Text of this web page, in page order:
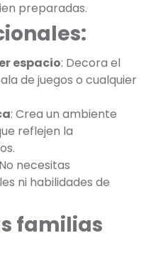
preparadas.
espacio: Decora el
de juegos o cualquier
: Crea un ambiente
reflejen la
necesitas
ni habilidades de
familias